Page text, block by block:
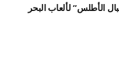
الأطلس” لألعاب البحر